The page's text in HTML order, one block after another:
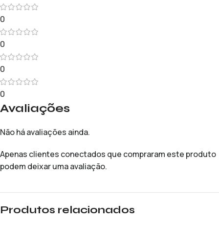
0
0
0
0
Avaliações
Não há avaliações ainda.
Apenas clientes conectados que compraram este produto
podem deixar uma avaliação.
Produtos relacionados